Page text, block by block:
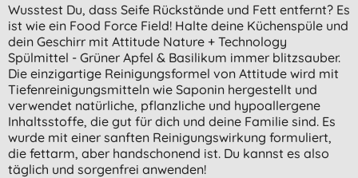
Wusstest Du, dass Seife Rückstände und Fett entfernt? Es
ist wie ein Food Force Field! Halte deine Küchenspüle und
dein Geschirr mit Attitude Nature + Technology
Spülmittel - Grüner Apfel & Basilikum immer blitzsauber.
Die einzigartige Reinigungsformel von Attitude wird mit
Tiefenreinigungsmitteln wie Saponin hergestellt und
verwendet natürliche, pflanzliche und hypoallergene
Inhaltsstoffe, die gut für dich und deine Familie sind. Es
wurde mit einer sanften Reinigungswirkung formuliert,
die fettarm, aber handschonend ist. Du kannst es also
täglich und sorgenfrei anwenden!